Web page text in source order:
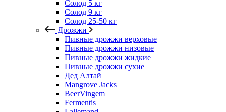
Солод 5 кг
Солод 9 кг
Солод 25-50 кг
Дрожжи
Пивные дрожжи верховые
Пивные дрожжи низовые
Пивные дрожжи жидкие
Пивные дрожжи сухие
Дед Алтай
Mangrove Jacks
BeerVingem
Fermentis